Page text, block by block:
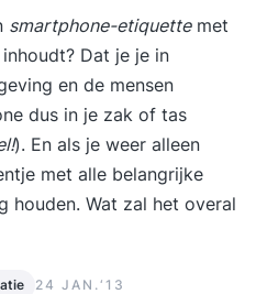
smartphone-etiquettemet
Dat je je in
en de mensen
dus in je zak of tas
). En als je weer alleen
met alle belangrijke
houden. Wat zal het overal
24 JAN.‘13